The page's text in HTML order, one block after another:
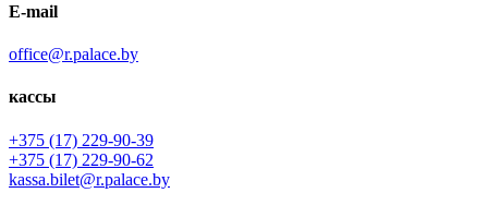
E-mail
office@r.palace.by
кассы
+375 (17) 229-90-39
+375 (17) 229-90-62
kassa.bilet@r.palace.by